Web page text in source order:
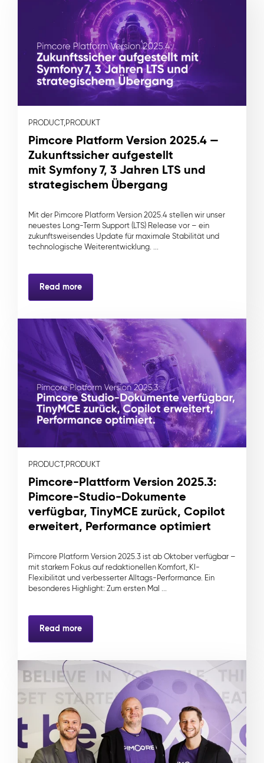
PRODUCT, PRODUKT
Pimcore Platform Version 2025.4 —
Zukunftssicher aufgestellt
mit Symfony 7, 3 Jahren LTS und
strategischem Übergang
Mit der Pimcore Platform Version 2025.4 stellen wir unser
neuestes Long-Term Support (LTS) Release vor – ein
zukunftsweisendes Update für maximale Stabilität und
technologische Weiterentwicklung. ...
Read more
PRODUCT, PRODUKT
Pimcore-Plattform Version 2025.3:
Pimcore-Studio-Dokumente
verfügbar, TinyMCE zurück, Copilot
erweitert, Performance optimiert
Pimcore Platform Version 2025.3 ist ab Oktober verfügbar –
mit starkem Fokus auf redaktionellen Komfort, KI-
Flexibilität und verbesserter Alltags-Performance. Ein
besonderes Highlight: Zum ersten Mal ...
Read more